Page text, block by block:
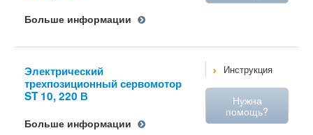
Больше информации
Электрический
трехпозиционный сервомотор
ST 10, 220 В
Больше информации
Инструкция
Нужна
помощь?